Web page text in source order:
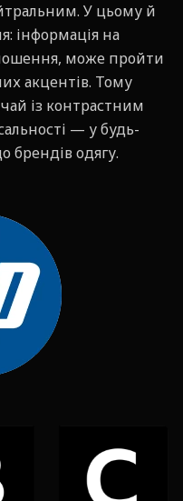
У цьому й
інформація на
може пройти
акцентів. Тому
із контрастним
— у будь-
брендів одягу.